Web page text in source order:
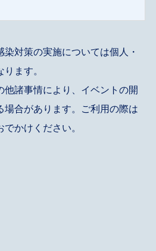
対策の実施については個人・
ます。
諸事情により、イベントの開
場合があります。ご利用の際は
かけください。